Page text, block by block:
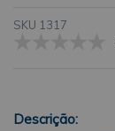
SKU 1317
Descrição: